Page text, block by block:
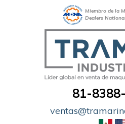
Miembro de la
Dealers
81-